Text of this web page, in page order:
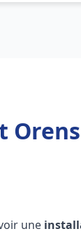
une